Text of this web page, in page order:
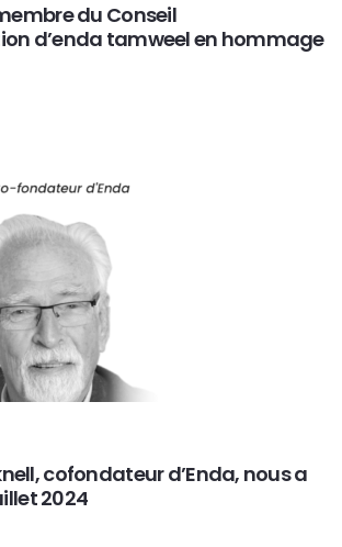
du Conseil
d’enda tamweel en hommage
cofondateur d’Enda, nous a
2024